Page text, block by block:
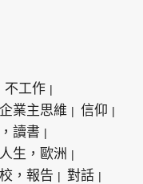
不工作
企業主思維
信仰
讀書
生，歐洲
，報告
對話